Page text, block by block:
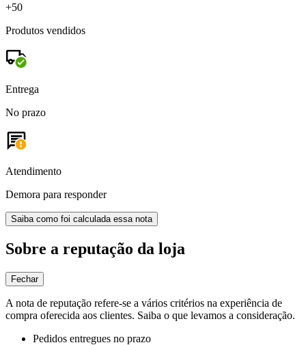
+50
Produtos vendidos
Entrega
No prazo
Atendimento
Demora para responder
Saiba como foi calculada essa nota
Sobre a reputação da loja
Fechar
A nota de reputação refere-se a vários critérios na experiência de
compra oferecida aos clientes. Saiba o que levamos a consideração.
Pedidos entregues no prazo